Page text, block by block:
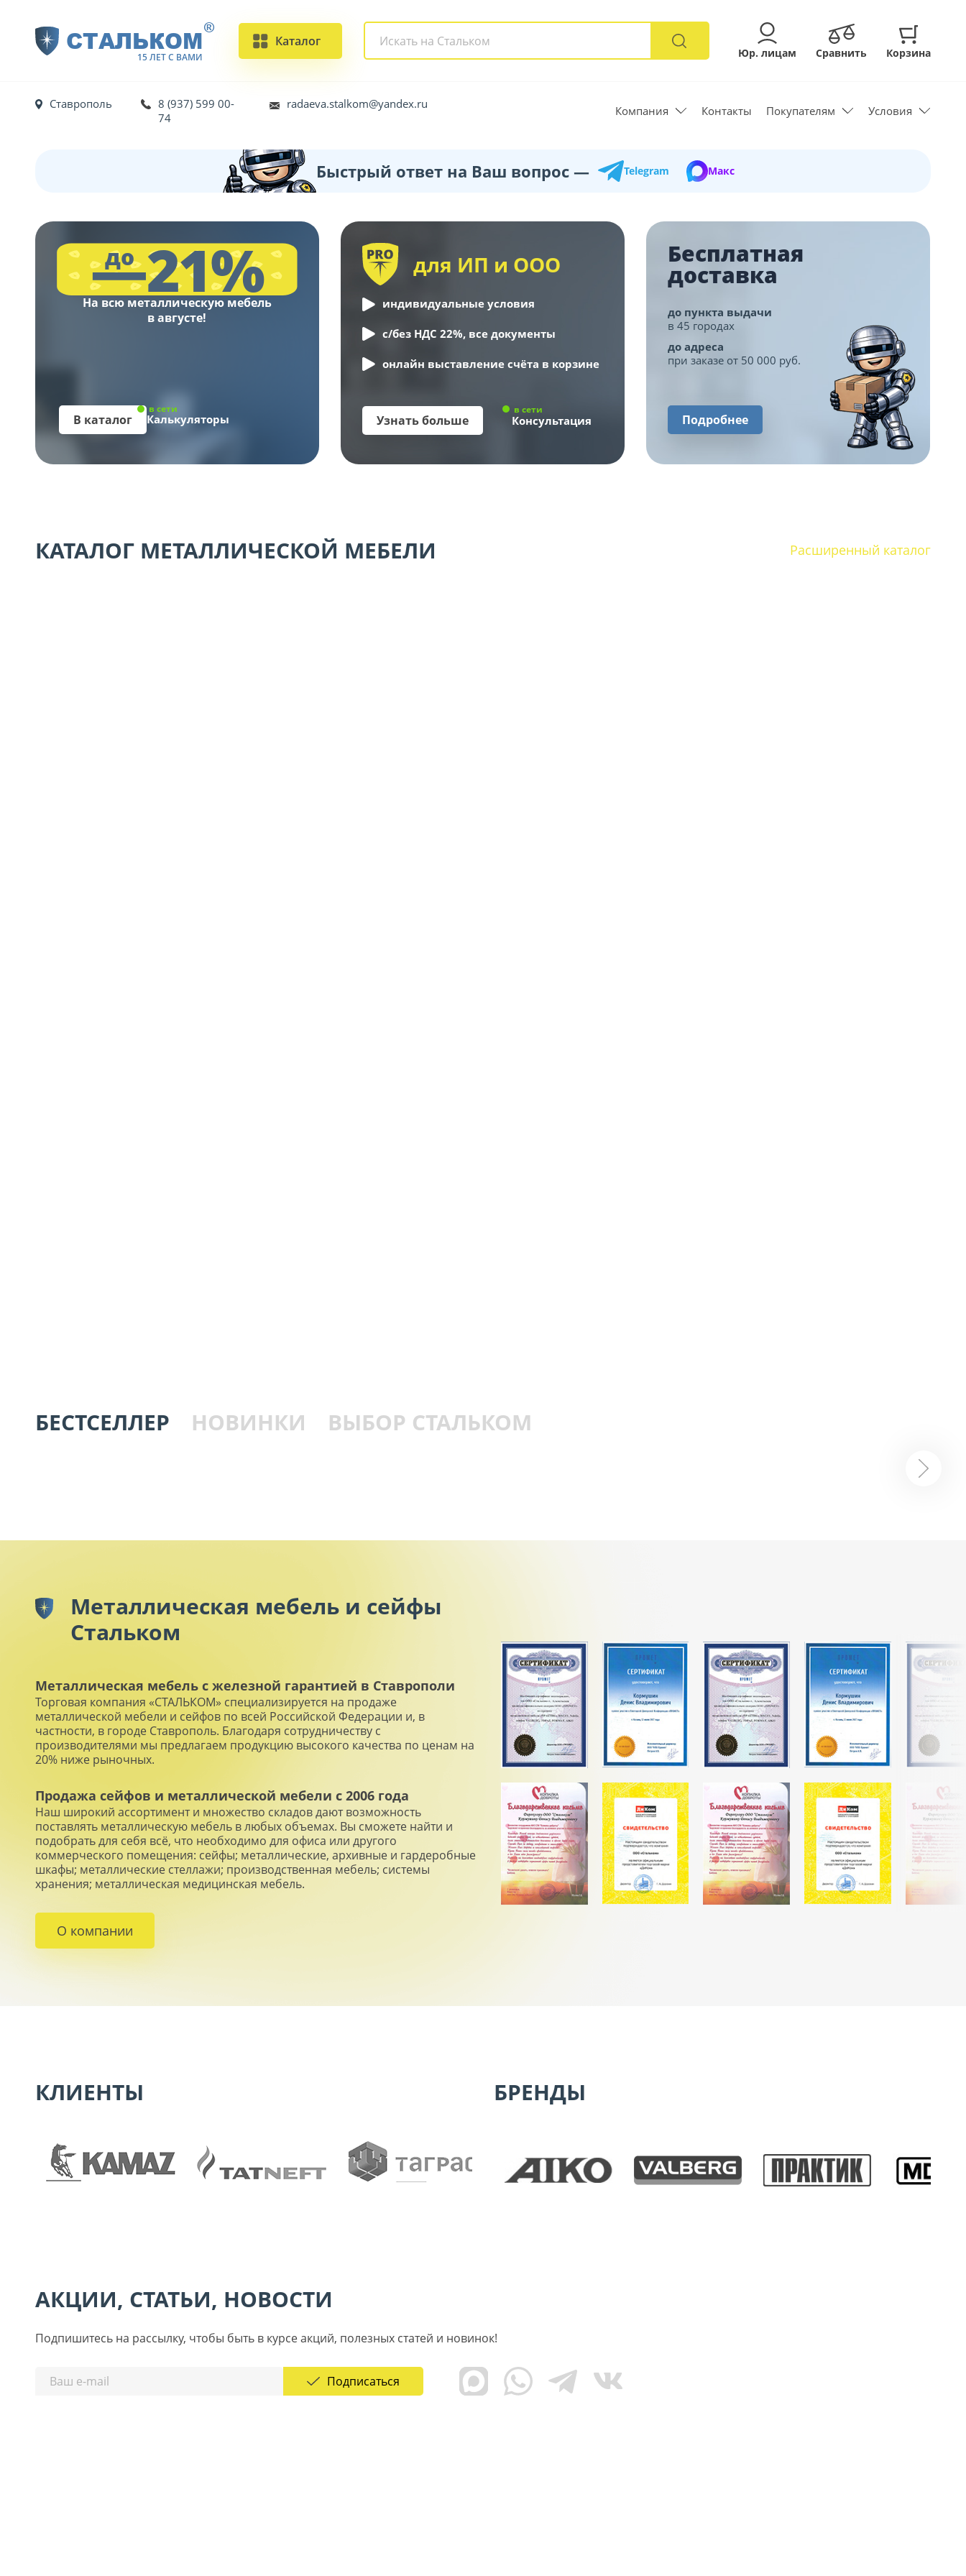
СТАЛЬКОМ
15 ЛЕТ С ВАМИ
®
Каталог
Юр. лицам Сравнить Корзина
Ставрополь
8 (937) 599 00-
74
radaeva.stalkom@yandex.ru Компания Контакты Покупателям Условия
Быстрый ответ на Ваш вопрос — Telegram Макс
до
—21%
На всю металлическую мебель
в августе!
В каталог
в сети
Калькуляторы
для ИП и ООО
индивидуальные условия
с/без НДС 22%, все документы
онлайн выставление счёта в корзине
Узнать больше
в сети
Консультация
Бесплатная
доставка
до пункта выдачи
в 45 городах
до адреса
при заказе от 50 000 руб.
Подробнее
КАТАЛОГ МЕТАЛЛИЧЕСКОЙ МЕБЕЛИ Расширенный каталог
БЕСТСЕЛЛЕР НОВИНКИ ВЫБОР СТАЛЬКОМ
Металлическая мебель и сейфы
Стальком
Металлическая мебель с железной гарантией в Ставрополи
Торговая компания «СТАЛЬКОМ» специализируется на продаже
металлической мебели и сейфов по всей Российской Федерации и, в
частности, в городе Ставрополь. Благодаря сотрудничеству с
производителями мы предлагаем продукцию высокого качества по ценам на
20% ниже рыночных.
Продажа сейфов и металлической мебели с 2006 года
Наш широкий ассортимент и множество складов дают возможность
поставлять металлическую мебель в любых объемах. Вы сможете найти и
подобрать для себя всё, что необходимо для офиса или другого
коммерческого помещения: сейфы; металлические, архивные и гардеробные
шкафы; металлические стеллажи; производственная мебель; системы
хранения; металлическая медицинская мебель.
О компании
КЛИЕНТЫ БРЕНДЫ
АКЦИИ, СТАТЬИ, НОВОСТИ
Подпишитесь на рассылку, чтобы быть в курсе акций, полезных статей и новинок!
Подписаться